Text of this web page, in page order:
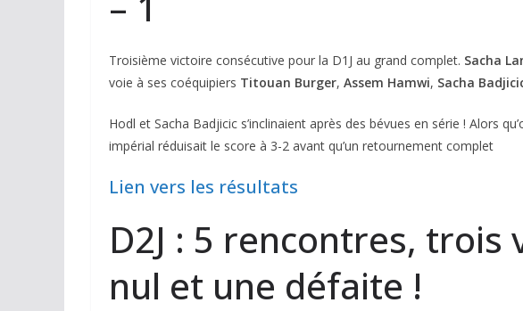
Troisième victoire consécutive pour la D1J au grand complet. Sacha
voie à ses coéquipiers Titouan Burger, Assem Hamwi, Sacha
Hodl et Sacha Badjicic s’inclinaient après des bévues en série ! Alors
impérial réduisait le score à 3-2 avant qu’un retournement complet
Lien vers les résultats
D2J : 5 rencontres, trois
nul et une défaite !